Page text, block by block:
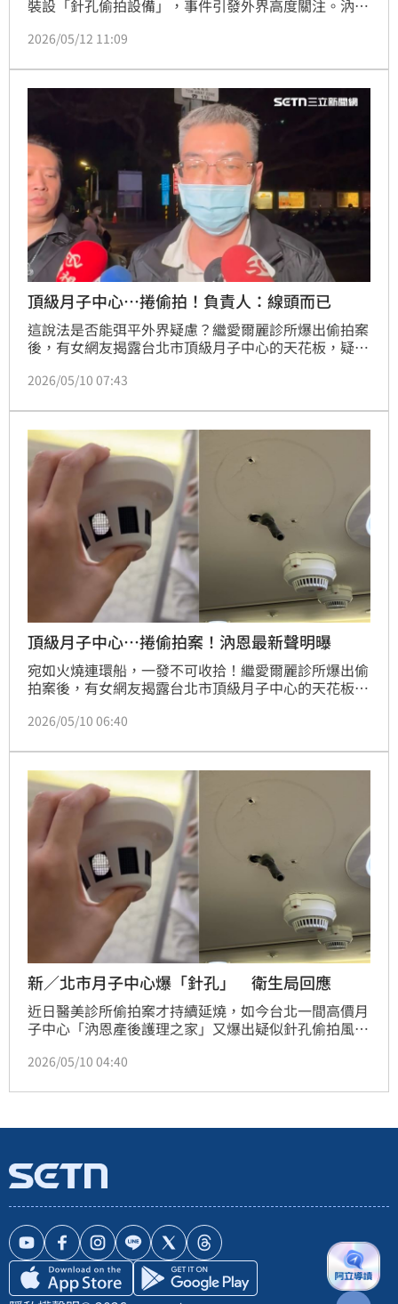
裝設「針孔偷拍設備」，事件引發外界高度關注。汭恩
子中心，就連「向太」陳嵐的兒媳郭碧婷2020年產下
星馬力歐及李國毅的愛妻也都是在這裡坐月子。
2026/05/12 11:09
頂級月子中心…捲偷拍！負責人：線頭而已
這說法是否能弭平外界疑慮？繼愛爾麗診所爆出偷拍案
後，有女網友揭露台北市頂級月子中心的天花板，疑似
向型麥克風，但仍有許多疑點，汭恩產後護理之家連姓
被媒體團團包圍，因為外界都想知道，若不是針孔，那
到底是什麼？對此，負責人強調，所謂的設備其實只是
「線頭」，更稱那是一條沒功能的廢線，並未連接任何
裝置，認為調查後，很快就能釐清真相。
2026/05/10 07:43
頂級月子中心…捲偷拍案！汭恩最新聲明曝
宛如火燒連環船，一發不可收拾！繼愛爾麗診所爆出偷
拍案後，有女網友揭露台北市頂級月子中心的天花板，
是指向型麥克風，連姓負責人到警局配合說明。對此，
2026/05/10 06:40
新／北市月子中心爆「針孔」 衛生局回應
近日醫美診所偷拍案才持續延燒，如今台北一間高價月
子中心「汭恩產後護理之家」又爆出疑似針孔偷拍風
內SPA室天花板疑似藏有偷拍設備，由於空間內是產婦
此，台北市衛生局表示，警方目前已到場，並拆除民眾
未運作」。
2026/05/10 04:40